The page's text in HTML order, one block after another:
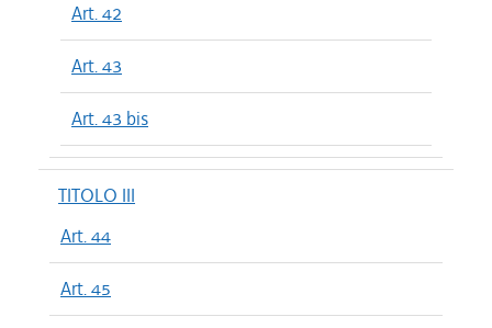
Art. 42
Art. 43
Art. 43 bis
TITOLO III
Art. 44
Art. 45